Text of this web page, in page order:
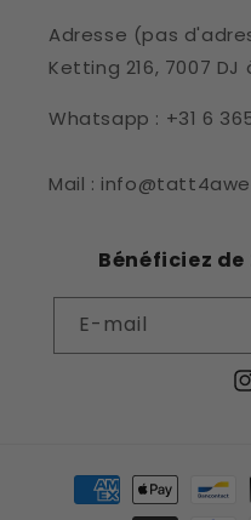
Adresse (pas
Ketting 216, 7007
Whatsapp : +31 6
Mail :
Bénéficiez
E-mail
Moyens